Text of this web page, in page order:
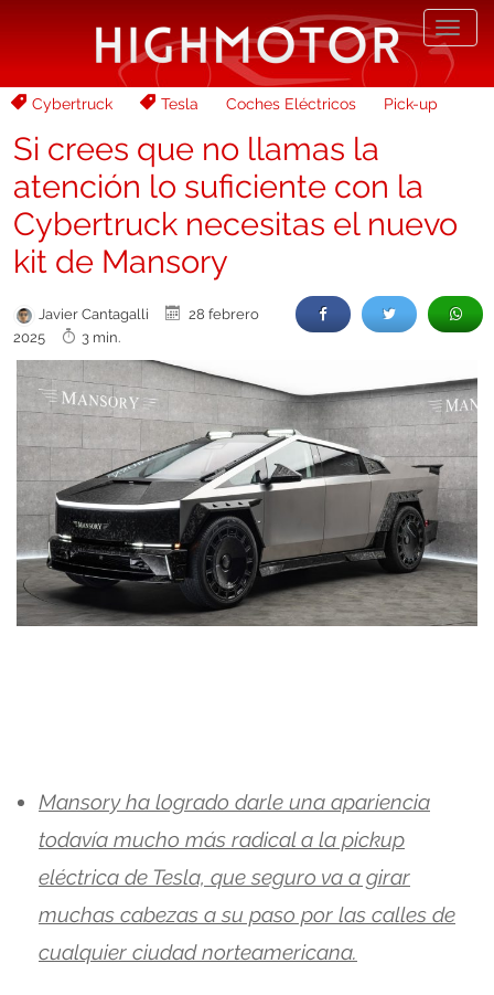
Cybertruck Tesla Coches Eléctricos Pick-up
Si crees que no llamas la
atención lo suficiente con la
Cybertruck necesitas el nuevo
kit de Mansory
Javier Cantagalli
28 febrero
2025
3 min.
Mansory ha logrado darle una apariencia
todavía mucho más radical a la pickup
eléctrica de Tesla, que seguro va a girar
muchas cabezas a su paso por las calles de
cualquier ciudad norteamericana.